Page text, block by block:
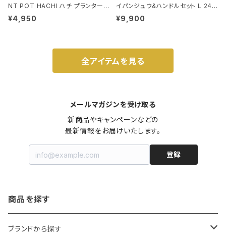
NT POT HACHI ハチ プランターポ
ット 3号 ブラック
¥4,950
イパンジュウ&ハンドルセット L 24c
m ガス火・IH対応 鉄フライパン ウォ
¥9,900
全アイテムを見る
メールマガジンを受け取る
新商品やキャンペーンなどの
最新情報をお届けいたします。
登録
商品を探す
ブランドから探す